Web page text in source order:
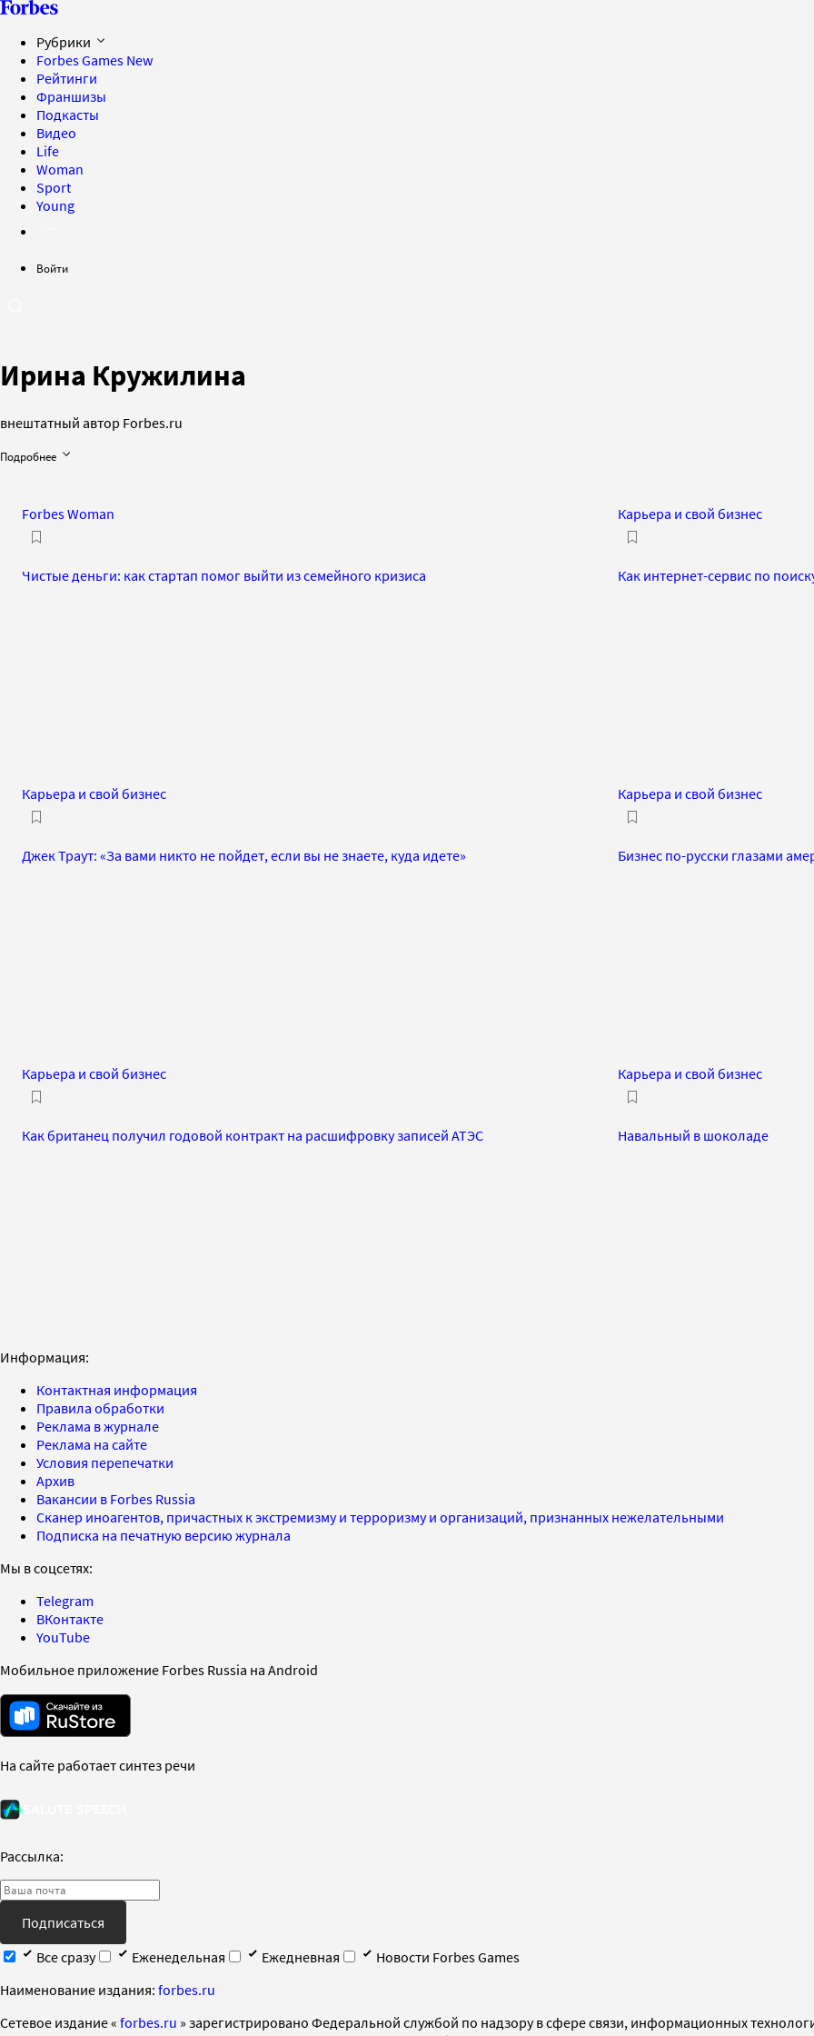
Рубрики
Forbes Games New
Рейтинги
Франшизы
Подкасты
Видео
Life
Woman
Sport
Young
Войти
Ирина Кружилина
внештатный автор Forbes.ru
Подробнее
Forbes Woman
Чистые деньги: как стартап помог выйти из семейного кризиса
Карьера и свой бизнес
Как интернет-сервис по
Карьера и свой бизнес
Джек Траут: «За вами никто не пойдет, если вы не знаете, куда идете»
Карьера и свой бизнес
Бизнес по-русски глазами
Карьера и свой бизнес
Как британец получил годовой контракт на расшифровку записей АТЭС
Карьера и свой бизнес
Навальный в шоколаде
Информация:
Контактная информация
Правила обработки
Реклама в журнале
Реклама на сайте
Условия перепечатки
Архив
Вакансии в Forbes Russia
Сканер иноагентов, причастных к экстремизму и терроризму и организаций, признанных нежелательными
Подписка на печатную версию журнала
Мы в соцсетях:
Telegram
ВКонтакте
YouTube
Мобильное приложение Forbes Russia на Android
На сайте работает синтез речи
Рассылка:
Подписаться
Все сразу
Еженедельная Ежедневная
Новости Forbes Games
Наименование издания: forbes.ru
Cетевое издание « forbes.ru » зарегистрировано Федеральной службой по надзору в сфере связи, информационных